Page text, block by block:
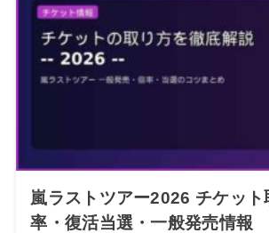
嵐ラストツアー2026 チケット
率・復活当選・一般発売情報